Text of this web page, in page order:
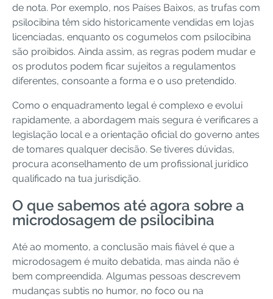
de nota. Por exemplo, nos Países Baixos, as trufas com
psilocibina têm sido historicamente vendidas em lojas
licenciadas, enquanto os cogumelos com psilocibina
são proibidos. Ainda assim, as regras podem mudar e
os produtos podem ficar sujeitos a regulamentos
diferentes, consoante a forma e o uso pretendido.
Como o enquadramento legal é complexo e evolui
rapidamente, a abordagem mais segura é verificares a
legislação local e a orientação oficial do governo antes
de tomares qualquer decisão. Se tiveres dúvidas,
procura aconselhamento de um profissional jurídico
qualificado na tua jurisdição.
O que sabemos até agora sobre a
microdosagem de psilocibina
Até ao momento, a conclusão mais fiável é que a
microdosagem é muito debatida, mas ainda não é
bem compreendida. Algumas pessoas descrevem
mudanças subtis no humor, no foco ou na